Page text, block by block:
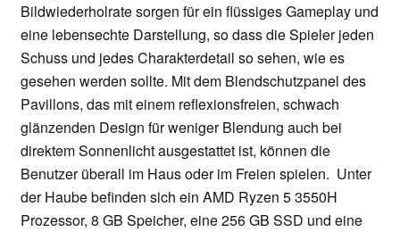
Bildwiederholrate sorgen für ein flüssiges Gameplay und
eine lebensechte Darstellung, so dass die Spieler jeden
Schuss und jedes Charakterdetail so sehen, wie es
gesehen werden sollte. Mit dem Blendschutzpanel des
Pavillons, das mit einem reflexionsfreien, schwach
glänzenden Design für weniger Blendung auch bei
direktem Sonnenlicht ausgestattet ist, können die
Benutzer überall im Haus oder im Freien spielen. Unter
der Haube befinden sich ein AMD Ryzen 5 3550H
Prozessor, 8 GB Speicher, eine 256 GB SSD und eine